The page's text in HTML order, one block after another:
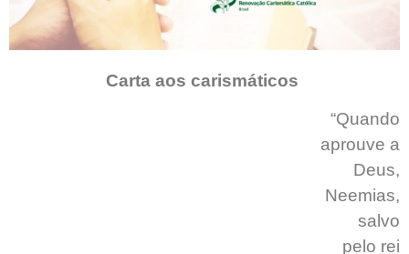
Carta aos carismáticos
“Quando
aprouve a
Deus,
Neemias,
salvo
pelo rei